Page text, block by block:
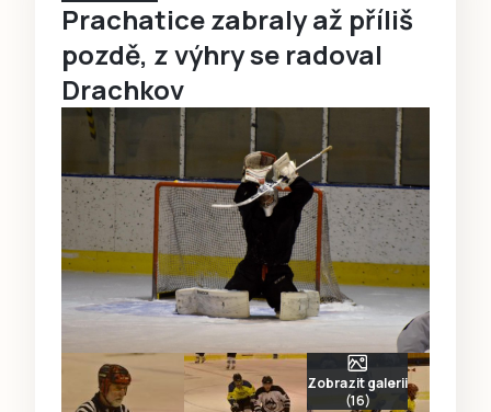
Prachatice zabraly až příliš
pozdě, z výhry se radoval
Drachkov
Zobrazit galerii
(16)